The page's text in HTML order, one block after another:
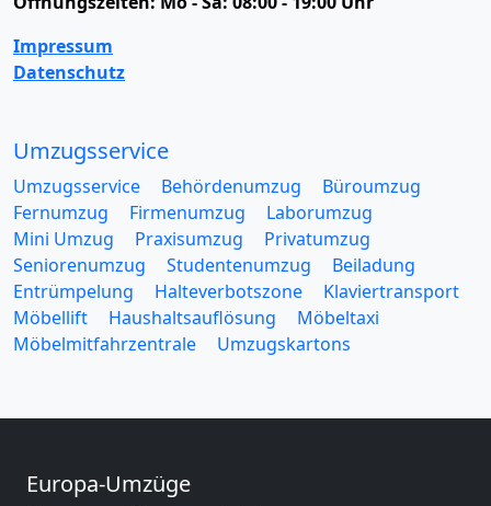
Impressum
Datenschutz
Umzugsservice
Umzugsservice Behördenumzug
Büroumzug
Fernumzug
Firmenumzug
Laborumzug
Mini Umzug
Praxisumzug
Privatumzug
Seniorenumzug
Studentenumzug
Beiladung
Entrümpelung
Halteverbotszone
Klaviertransport
Möbellift
Haushaltsauflösung
Möbeltaxi
Möbelmitfahrzentrale
Umzugskartons
Europa-Umzüge